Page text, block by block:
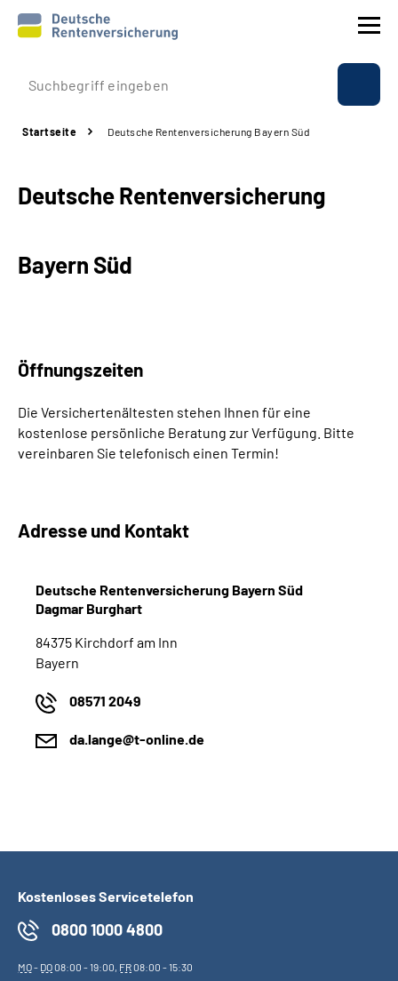
Prävention
Rente
Suche
Inhalte in Gebärdensprache (DGS)
Leichte Sprache
Startseite Deutsche Rentenversicherung Bayern Süd
Deutsche Rentenversicherung
Bayern Süd
Öffnungszeiten
Die Versichertenältesten stehen Ihnen für eine
kostenlose persönliche Beratung zur Verfügung. Bitte
vereinbaren Sie telefonisch einen Termin!
Adresse und Kontakt
Deutsche Rentenversicherung Bayern Süd
Dagmar Burghart
84375 Kirchdorf am Inn
Bayern
08571 2049
da.lange@t-online.de
Kostenloses Servicetelefon
0800 1000 4800
MO- DO08:00 - 19:00, FR08:00 - 15:30